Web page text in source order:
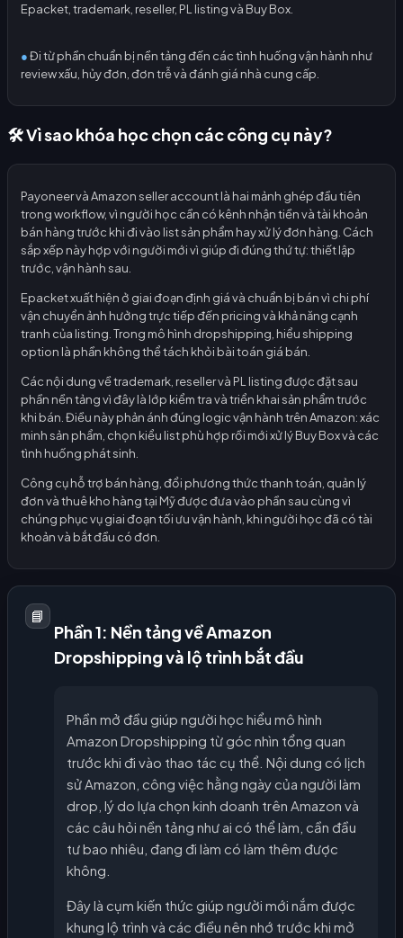
Epacket, trademark, reseller, PL listing và Buy Box.
●Đi từ phần chuẩn bị nền tảng đến các tình huống vận hành như
review xấu, hủy đơn, đơn trễ và đánh giá nhà cung cấp.
🛠️ Vì sao khóa học chọn các công cụ này?
Payoneer và Amazon seller account là hai mảnh ghép đầu tiên
trong workflow, vì người học cần có kênh nhận tiền và tài khoản
bán hàng trước khi đi vào list sản phẩm hay xử lý đơn hàng. Cách
sắp xếp này hợp với người mới vì giúp đi đúng thứ tự: thiết lập
trước, vận hành sau.
Epacket xuất hiện ở giai đoạn định giá và chuẩn bị bán vì chi phí
vận chuyển ảnh hưởng trực tiếp đến pricing và khả năng cạnh
tranh của listing. Trong mô hình dropshipping, hiểu shipping
option là phần không thể tách khỏi bài toán giá bán.
Các nội dung về trademark, reseller và PL listing được đặt sau
phần nền tảng vì đây là lớp kiểm tra và triển khai sản phẩm trước
khi bán. Điều này phản ánh đúng logic vận hành trên Amazon: xác
minh sản phẩm, chọn kiểu list phù hợp rồi mới xử lý Buy Box và các
tình huống phát sinh.
Công cụ hỗ trợ bán hàng, đổi phương thức thanh toán, quản lý
đơn và thuê kho hàng tại Mỹ được đưa vào phần sau cùng vì
chúng phục vụ giai đoạn tối ưu vận hành, khi người học đã có tài
khoản và bắt đầu có đơn.
📘
Phần 1: Nền tảng về Amazon
Dropshipping và lộ trình bắt đầu
Phần mở đầu giúp người học hiểu mô hình
Amazon Dropshipping từ góc nhìn tổng quan
trước khi đi vào thao tác cụ thể. Nội dung có lịch
sử Amazon, công việc hằng ngày của người làm
drop, lý do lựa chọn kinh doanh trên Amazon và
các câu hỏi nền tảng như ai có thể làm, cần đầu
tư bao nhiêu, đang đi làm có làm thêm được
không.
Đây là cụm kiến thức giúp người mới nắm được
khung lộ trình và các điều nên nhớ trước khi mở